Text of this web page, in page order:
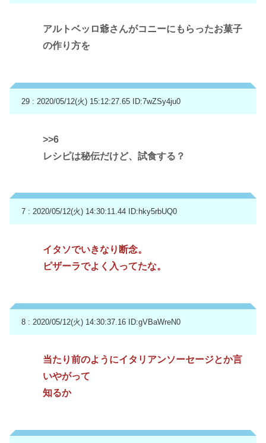
アルトベッロ爺さんがコニーにもらったお菓子
の作り方を
29 : 2020/05/12(火) 15:12:27.65 ID:7wZSy4ju0
>>6
レシピは秘伝だけど、試食する？
7 : 2020/05/12(火) 14:30:11.44 ID:hky5rbUQ0
イタソでいきなり断念。
ピザーラでよく入ってたな。
8 : 2020/05/12(火) 14:30:37.16 ID:gVBaWreN0
当たり前のようにイタリアンソーセージとか言
いやがって
知るか